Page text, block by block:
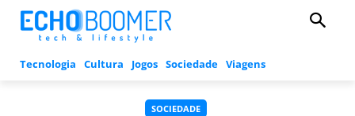
Tecnologia Cultura Jogos Sociedade Viagens
SOCIEDADE